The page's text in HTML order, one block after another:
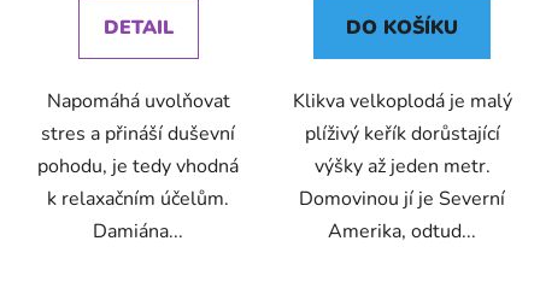
DETAIL
Napomáhá uvolňovat
stres a přináší duševní
pohodu, je tedy vhodná
k relaxačním účelům.
Damiána...
DO KOŠÍKU
Klikva velkoplodá je malý
plíživý keřík dorůstající
výšky až jeden metr.
Domovinou jí je Severní
Amerika, odtud...